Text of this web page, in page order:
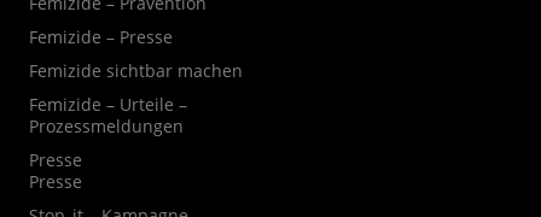
Femizide – Presse
Femizide sichtbar machen
Femizide – Urteile –
Prozessmeldungen
Presse
Presse